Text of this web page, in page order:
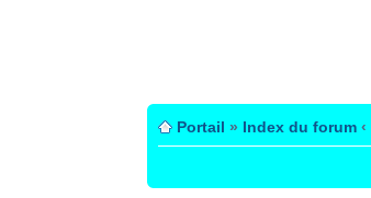
Portail » Index du forum ‹